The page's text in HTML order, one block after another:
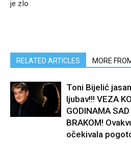
je zIo
RELATED ARTICLES MORE
Toni Bijelić
ljubav!!! VEZA
GODINAMA
BRAKOM!
očekivala